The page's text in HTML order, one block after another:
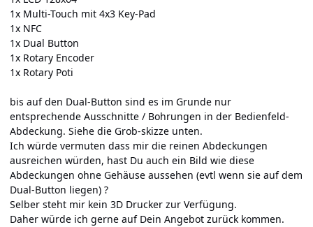
1x Multi-Touch mit 4x3 Key-Pad
1x NFC
1x Dual Button
1x Rotary Encoder
1x Rotary Poti
bis auf den Dual-Button sind es im Grunde nur
entsprechende Ausschnitte / Bohrungen in der Bedienfeld-
Abdeckung. Siehe die Grob-skizze unten.
Ich würde vermuten dass mir die reinen Abdeckungen
ausreichen würden, hast Du auch ein Bild wie diese
Abdeckungen ohne Gehäuse aussehen (evtl wenn sie auf dem
Dual-Button liegen) ?
Selber steht mir kein 3D Drucker zur Verfügung.
Daher würde ich gerne auf Dein Angebot zurück kommen.